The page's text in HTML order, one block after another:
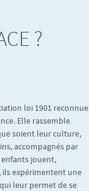
?
loi 1901 reconnue
Elle rassemble
soient leur culture,
accompagnés par
enfants jouent,
ils expérimentent une
leur permet de se